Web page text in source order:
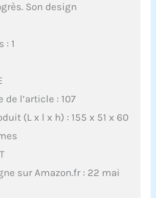
Son design
: 1
l’article : 107
(L x l x h) : 155 x 51 x 60
sur Amazon.fr : 22 mai